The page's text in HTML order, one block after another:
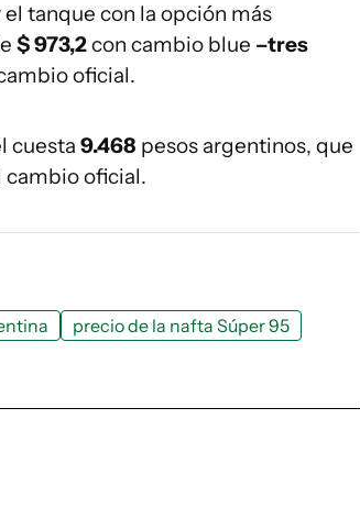
tanque con la opción más
$ 973,2con cambio blue –tres
oficial.
cuesta 9.468 pesos argentinos, que
cambio oficial.
precio de la nafta Súper 95